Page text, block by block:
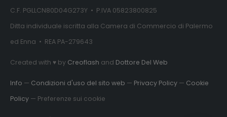
C.F. PGLLCN80D04G273Y • P.IVA 05823800825
Ditta individuale iscritta alla Camera di Commercio di Palermo
ed Enna • REA PA-279643
Created with ♥ by Creoflash and Dottore Del Web
Info — Condizioni d'uso del sito web — Privacy Policy — Cookie
Policy — Preferenze sui cookie